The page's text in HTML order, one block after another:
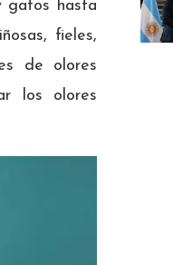
gatos hasta
fieles,
de olores
los olores